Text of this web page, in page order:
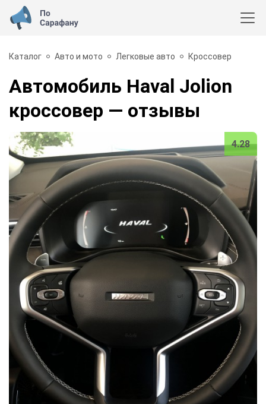
Каталог Авто и мото Легковые авто Кроссовер
Автомобиль Haval Jolion
кроссовер — отзывы
4.28